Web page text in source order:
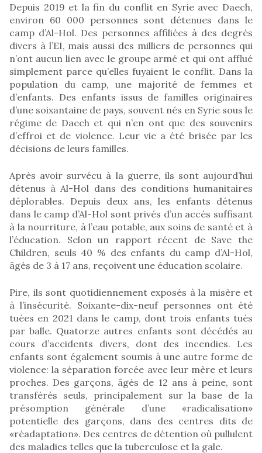
Depuis 2019 et la fin du conflit en Syrie avec Daech,
environ 60 000 personnes sont détenues dans le
camp d’Al-Hol. Des personnes affiliées à des degrés
divers à l’EI, mais aussi des milliers de personnes qui
n’ont aucun lien avec le groupe armé et qui ont afflué
simplement parce qu’elles fuyaient le conflit. Dans la
population du camp, une majorité de femmes et
d’enfants. Des enfants issus de familles originaires
d’une soixantaine de pays, souvent nés en Syrie sous le
régime de Daech et qui n’en ont que des souvenirs
d’effroi et de violence. Leur vie a été brisée par les
décisions de leurs familles.
Après avoir survécu à la guerre, ils sont aujourd’hui
détenus à Al-Hol dans des conditions humanitaires
déplorables. Depuis deux ans, les enfants détenus
dans le camp d’Al-Hol sont privés d’un accès suffisant
à la nourriture, à l’eau potable, aux soins de santé et à
l’éducation. Selon un rapport récent de Save the
Children, seuls 40 % des enfants du camp d’Al-Hol,
âgés de 3 à 17 ans, reçoivent une éducation scolaire.
Pire, ils sont quotidiennement exposés à la misère et
à l’insécurité. Soixante-dix-neuf personnes ont été
tuées en 2021 dans le camp, dont trois enfants tués
par balle. Quatorze autres enfants sont décédés au
cours d’accidents divers, dont des incendies. Les
enfants sont également soumis à une autre forme de
violence: la séparation forcée avec leur mère et leurs
proches. Des garçons, âgés de 12 ans à peine, sont
transférés seuls, principalement sur la base de la
présomption générale d’une «radicalisation»
potentielle des garçons, dans des centres dits de
«réadaptation». Des centres de détention où pullulent
des maladies telles que la tuberculose et la gale.